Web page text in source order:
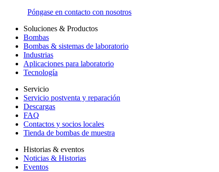
Póngase en contacto con nosotros
Soluciones & Productos
Bombas
Bombas & sistemas de laboratorio
Industrias
Aplicaciones para laboratorio
Tecnología
Servicio
Servicio postventa y reparación
Descargas
FAQ
Contactos y socios locales
Tienda de bombas de muestra
Historias & eventos
Noticias & Historias
Eventos